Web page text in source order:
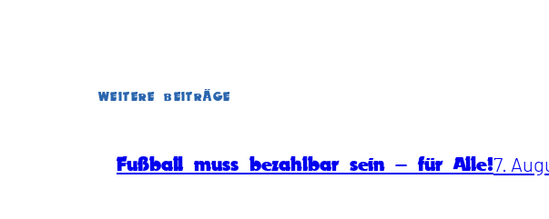
WEITERE BEITRÄGE
Fußball muss bezahlbar sein – für Alle!7.